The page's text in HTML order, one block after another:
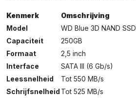
Kenmerk
Omschrijving
Model
WD Blue 3D NAND SSD
Capaciteit
250GB
Formaat
2,5 inch
Interface
SATA III (6 Gb/s)
Leessnelheid
Tot 550 MB/s
Schrijfsnelheid Tot 525 MB/s